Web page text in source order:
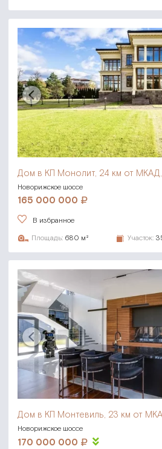
Дом в КП Монолит, 24 км от
Новорижское шоссе
165 000 000
В избранное
Площадь: 680 м² Участок:
Дом в КП Монтевиль, 23 км от
Новорижское шоссе
170 000 000